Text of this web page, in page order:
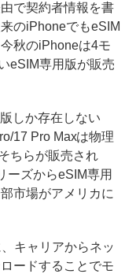
で契約者情報を書
のiPhoneでもeSIM
秋のiPhoneは4モ
eSIM専用版が販売
しか存在しない
17 Pro Maxは物理
ちらが販売され
ーズからeSIM専用
市場がアメリカに
キャリアからネッ
ードすることでモ